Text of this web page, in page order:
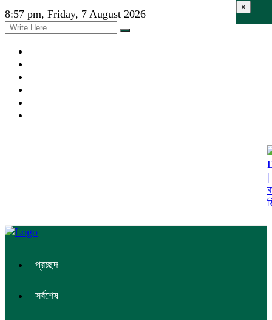
8:57 pm, Friday, 7 August 2026
প্রচ্ছদ
সর্বশেষ
×